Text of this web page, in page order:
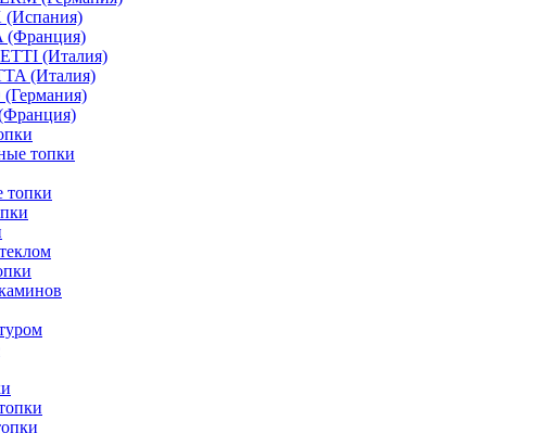
(Испания)
(Франция)
(Италия)
(Италия)
топки
топки